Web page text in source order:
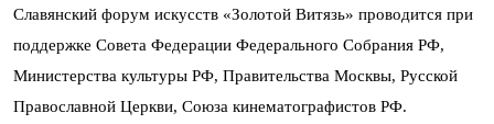
Славянский форум искусств «Золотой Витязь» проводится при
поддержке Совета Федерации Федерального Собрания РФ,
Министерства культуры РФ, Правительства Москвы, Русской
Православной Церкви, Союза кинематографистов РФ.